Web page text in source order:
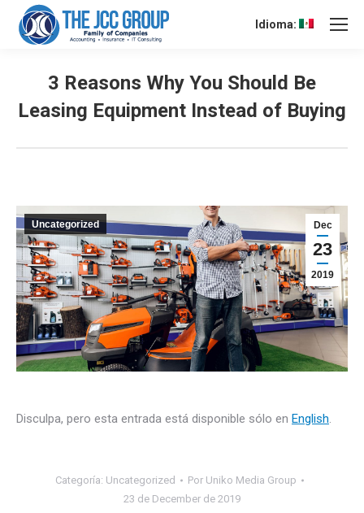
Idioma:
3 Reasons Why You Should Be
Leasing Equipment Instead of Buying
Dec
23
2019
Uncategorized
Disculpa, pero esta entrada está disponible sólo en English.
Categoría: Uncategorized Por Uniko Media Group
23 de December de 2019